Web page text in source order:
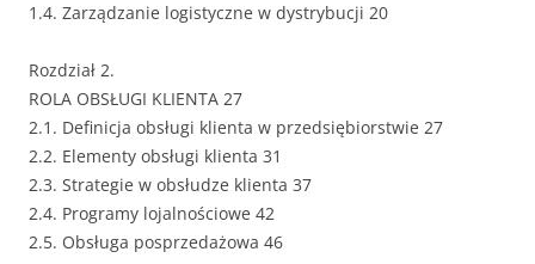
1.4. Zarządzanie logistyczne w dystrybucji 20
Rozdział 2.
ROLA OBSŁUGI KLIENTA 27
2.1. Definicja obsługi klienta w przedsiębiorstwie 27
2.2. Elementy obsługi klienta 31
2.3. Strategie w obsłudze klienta 37
2.4. Programy lojalnościowe 42
2.5. Obsługa posprzedażowa 46